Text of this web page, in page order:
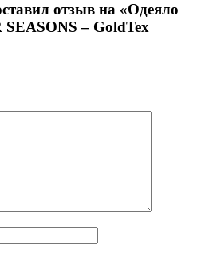
отзыв на «Одеяло
– GoldTex